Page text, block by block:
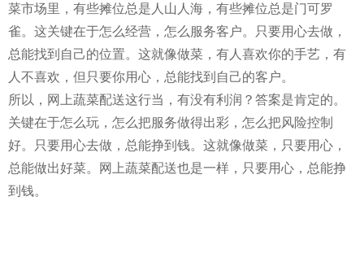
菜市场里，有些摊位总是人山人海，有些摊位总是门可罗
雀。这关键在于怎么经营，怎么服务客户。只要用心去做，
总能找到自己的位置。这就像做菜，有人喜欢你的手艺，有
人不喜欢，但只要你用心，总能找到自己的客户。
所以，网上蔬菜配送这行当，有没有利润？答案是肯定的。
关键在于怎么玩，怎么把服务做得出彩，怎么把风险控制
好。只要用心去做，总能挣到钱。这就像做菜，只要用心，
总能做出好菜。网上蔬菜配送也是一样，只要用心，总能挣
到钱。